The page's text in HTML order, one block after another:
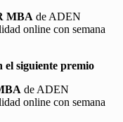
MBA de ADEN
online con semana
el siguiente premio
de ADEN
online con semana